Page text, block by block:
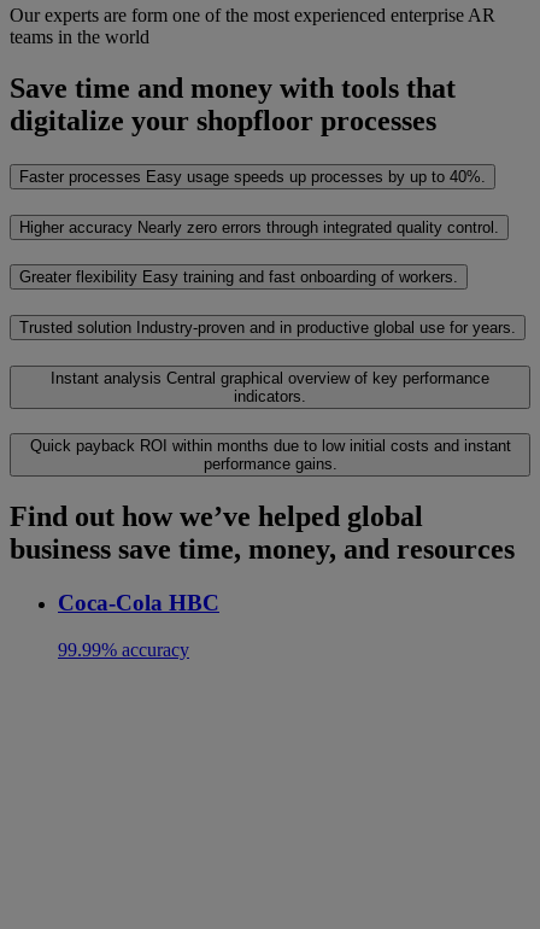
Our experts are form one of the most experienced enterprise AR
teams in the world
Save time and money with tools that
digitalize your shopfloor processes
Faster processes Easy usage speeds up processes by up to 40%.
Higher accuracy Nearly zero errors through integrated quality control.
Greater flexibility Easy training and fast onboarding of workers.
Trusted solution Industry-proven and in productive global use for years.
Instant analysis Central graphical overview of key performance
indicators.
Quick payback ROI within months due to low initial costs and instant
performance gains.
Find out how we’ve helped global
business save time, money, and resources
Coca-Cola HBC
99.99% accuracy